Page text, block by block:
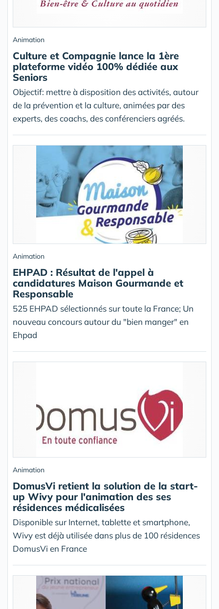
Animation
Culture et Compagnie lance la 1ère
plateforme vidéo 100% dédiée aux
Seniors
Objectif: mettre à disposition des activités, autour
de la prévention et la culture, animées par des
experts, des coachs, des conférenciers agréés.
Animation
EHPAD : Résultat de l'appel à
candidatures Maison Gourmande et
Responsable
525 EHPAD sélectionnés sur toute la France; Un
nouveau concours autour du "bien manger" en
Ehpad
Animation
DomusVi retient la solution de la start-
up Wivy pour l'animation des ses
résidences médicalisées
Disponible sur Internet, tablette et smartphone,
Wivy est déjà utilisée dans plus de 100 résidences
DomusVi en France